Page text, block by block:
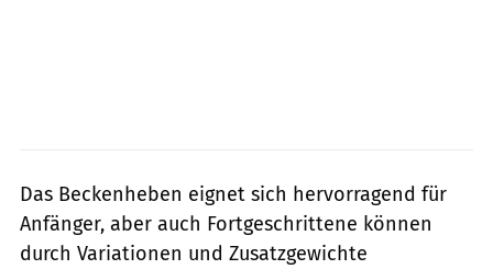
Das Beckenheben eignet sich hervorragend für
Anfänger, aber auch Fortgeschrittene können
durch Variationen und Zusatzgewichte